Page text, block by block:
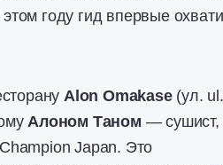
году гид впервые
Alon Omakase(ул. ul.
Алоном Таном — сушист,
Japan. Это